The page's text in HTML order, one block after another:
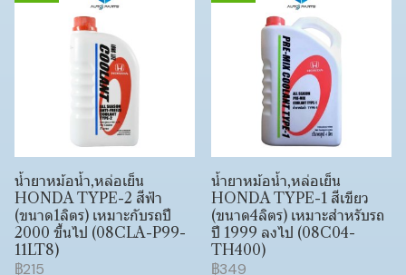
น้ำยาหม้อน้ำ,หล่อเย็น
HONDA TYPE-2 สีฟ้า
(ขนาด1ลิตร) เหมาะกับรถปี
2000 ขึ้นไป (08CLA-P99-
11LT8)
฿215
น้ำยาหม้อน้ำ,หล่อเย็น
HONDA TYPE-1 สีเขียว
(ขนาด4ลิตร) เหมาะสำหรับรถ
ปี 1999 ลงไป (08C04-
TH400)
฿349